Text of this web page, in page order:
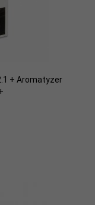
+ Aromatyzer